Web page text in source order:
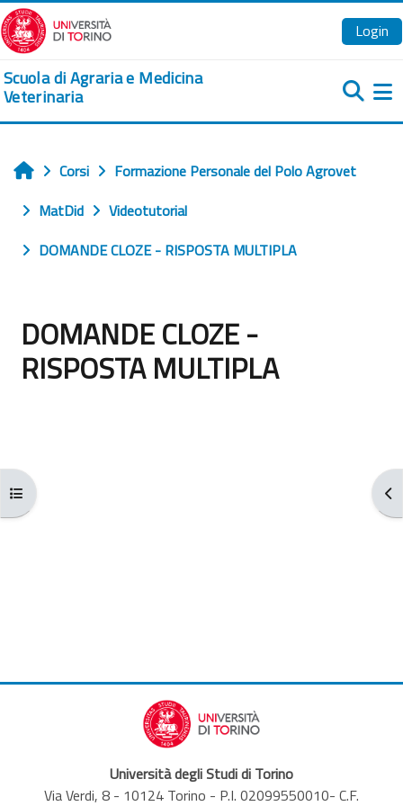
Vai al contenuto principale
Login
Scuola di Agraria e Medicina
Veterinaria
Apri indice del corso
Home
Corsi
Formazione Personale del Polo Agrovet
MatDid
Videotutorial
DOMANDE CLOZE - RISPOSTA MULTIPLA
DOMANDE CLOZE -
RISPOSTA MULTIPLA
Università degli Studi di Torino
Via Verdi, 8 - 10124 Torino - P.I. 02099550010- C.F.